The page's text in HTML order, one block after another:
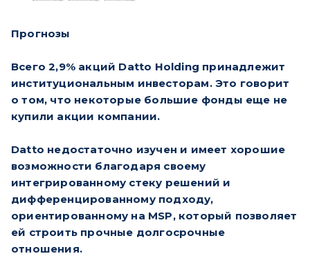
Прогнозы
Всего 2,9% акций Datto Holding принадлежит
институциональным инвесторам. Это говорит
о том, что некоторые большие фонды еще не
купили акции компании.
Datto недостаточно изучен и имеет хорошие
возможности благодаря своему
интегрированному стеку решений и
дифференцированному подходу,
ориентированному на MSP, который позволяет
ей строить прочные долгосрочные
отношения.